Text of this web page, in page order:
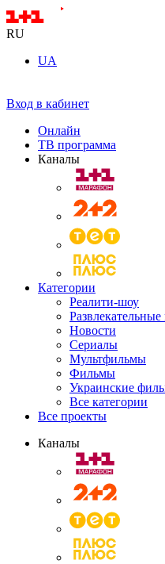
RU
UA
Вход в кабинет
Онлайн
ТВ программа
Каналы
Категории
Реалити-шоу
Новости
Сериалы
Мультфильмы
Фильмы
Украинские
Все категории
Все проекты
Каналы